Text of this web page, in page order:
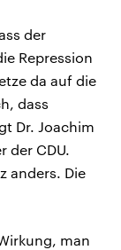
der
Repression
da auf die
dass
Dr. Joachim
der CDU.
anders. Die
man